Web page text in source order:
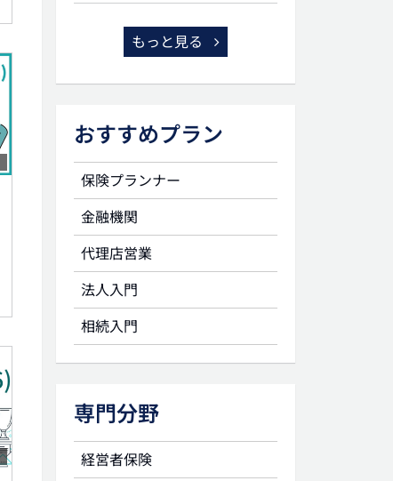
もっと見る
おすすめプラン
保険プランナー
金融機関
代理店営業
法人入門
相続入門
専門分野
経営者保険